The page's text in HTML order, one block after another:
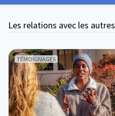
Les relations avec les autres
TÉMOIGNAGES